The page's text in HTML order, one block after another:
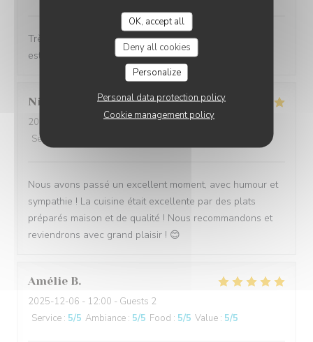
OK, accept all
Deny all cookies
Personalize
Personal data protection policy
Cookie management policy
Très bon restau . Nous nous sommes régalé. La patron
est très gentil Je recommande
Nina
2025-12-13
- 19:30 - Guests 5
Service
Nous avons passé un excellent moment, avec humour et
sympathie ! La cuisine était excellente par des plats
préparés maison et de qualité ! Nous recommandons et
reviendrons avec grand plaisir ! 😊
Amélie B
2025-12-06 - 12:00 - Guests 2
Service : 5/5 Ambiance : 5/5 Food : 5/5 Value : 5/5